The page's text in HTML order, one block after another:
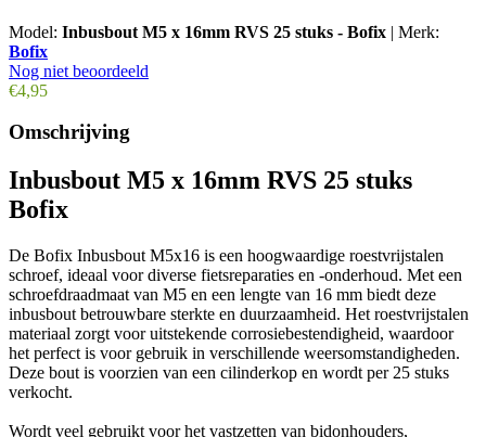
Model: Inbusbout M5 x 16mm RVS 25 stuks - Bofix | Merk:
Bofix
Nog niet beoordeeld
€4,95
Omschrijving
Inbusbout M5 x 16mm RVS 25 stuks
Bofix
De Bofix Inbusbout M5x16 is een hoogwaardige roestvrijstalen
schroef, ideaal voor diverse fietsreparaties en -onderhoud. Met een
schroefdraadmaat van M5 en een lengte van 16 mm biedt deze
inbusbout betrouwbare sterkte en duurzaamheid. Het roestvrijstalen
materiaal zorgt voor uitstekende corrosiebestendigheid, waardoor
het perfect is voor gebruik in verschillende weersomstandigheden.
Deze bout is voorzien van een cilinderkop en wordt per 25 stuks
verkocht.
Wordt veel gebruikt voor het vastzetten van bidonhouders,